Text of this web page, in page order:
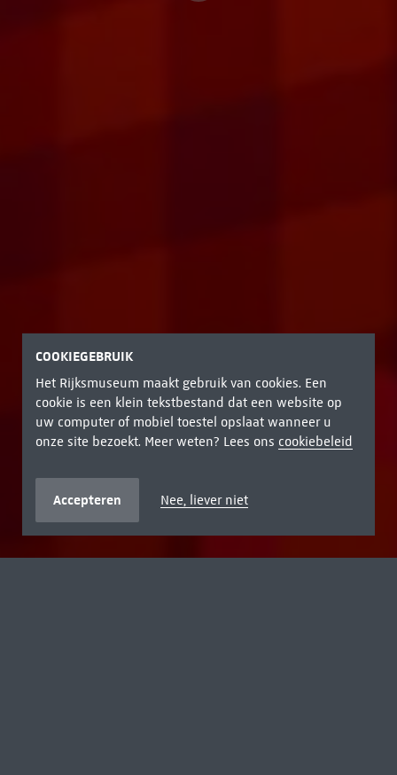
COOKIEGEBRUIK
Het Rijksmuseum maakt gebruik van cookies. Een
cookie is een klein tekstbestand dat een website op
uw computer of mobiel toestel opslaat wanneer u
onze site bezoekt. Meer weten? Lees ons cookiebeleid
Accepteren Nee, liever niet